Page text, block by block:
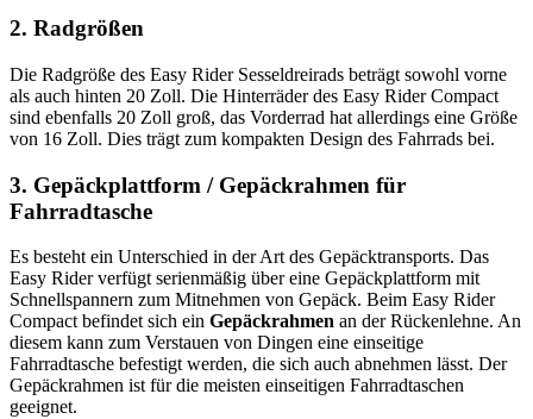
2. Radgrößen
Die Radgröße des Easy Rider Sesseldreirads beträgt sowohl vorne
als auch hinten 20 Zoll. Die Hinterräder des Easy Rider Compact
sind ebenfalls 20 Zoll groß, das Vorderrad hat allerdings eine Größe
von 16 Zoll. Dies trägt zum kompakten Design des Fahrrads bei.
3. Gepäckplattform / Gepäckrahmen für
Fahrradtasche
Es besteht ein Unterschied in der Art des Gepäcktransports. Das
Easy Rider verfügt serienmäßig über eine Gepäckplattform mit
Schnellspannern zum Mitnehmen von Gepäck. Beim Easy Rider
Compact befindet sich ein Gepäckrahmen an der Rückenlehne. An
diesem kann zum Verstauen von Dingen eine einseitige
Fahrradtasche befestigt werden, die sich auch abnehmen lässt. Der
Gepäckrahmen ist für die meisten einseitigen Fahrradtaschen
geeignet.